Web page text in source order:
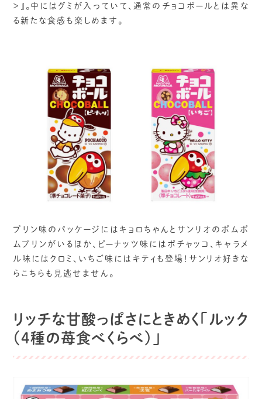
＞』。中にはグミが入っていて、通常のチョコボールとは異な
る新たな食感も楽しめます。
プリン味のパッケージにはキョロちゃんとサンリオのポムポ
ムプリンがいるほか、ピーナッツ味にはポチャッコ、キャラメ
ル味にはクロミ、いちご味にはキティも登場！サンリオ好きな
らこちらも見逃せません。
リッチな甘酸っぱさにときめく「ルック
（4種の苺食べくらべ）」